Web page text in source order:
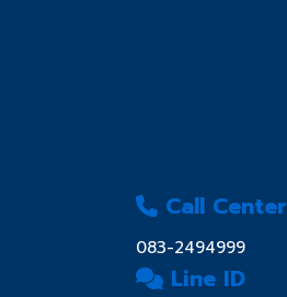
Call Center
083-2494999
Line ID